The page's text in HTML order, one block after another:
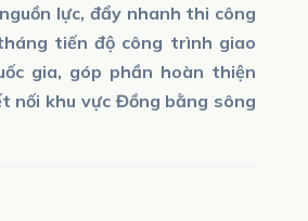
lực, đẩy nhanh thi công
tiến độ công trình giao
gia, góp phần hoàn thiện
nối khu vực Đồng bằng sông